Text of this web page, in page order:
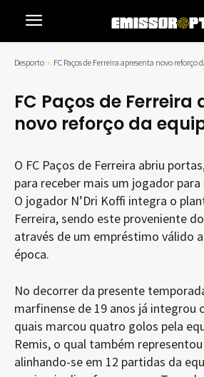
Desporto FC Paços de Ferreira apresenta novo reforço
FC Paços de Ferreira
novo reforço da
O FC Paços de Ferreira abriu
para receber mais um jogador
O jogador N’Dri Koffi integra o
Ferreira, sendo este proveniente
através de um empréstimo válido
época.
No decorrer da presente
marfinense de 19 anos já integrou
quais marcou quatro golos pela
Remis, o qual também
alinhando-se em 12 partidas da